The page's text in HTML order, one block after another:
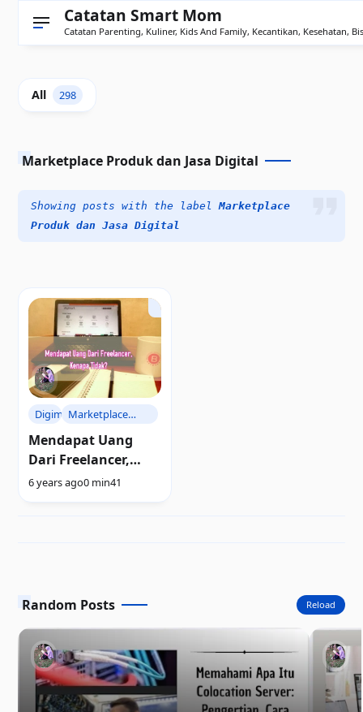
Catatan Smart Mom
Catatan Parenting, Kuliner, Kids And Family, Kecantikan, Kesehatan,
All 298
Marketplace Produk dan Jasa Digital
Showing posts with the labelMarketplace
Produk dan Jasa Digital
DigimartMarketplace
Produk dan Jasa
Digital
Mendapat Uang
Dari Freelancer,
Kenapa Tidak?
6 years ago0 min41
Random Posts Reload